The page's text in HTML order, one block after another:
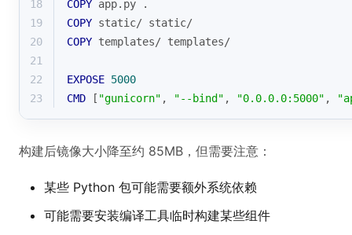
18 COPY app.py .
19
COPY static/ static/
20
COPY templates/ templates/
21
22
EXPOSE 5000
23
CMD [ "gunicorn" , "--bind" , "0.0.0.0:5000" ,
构建后镜像大小降至约 85MB，但需要注意：
某些 Python 包可能需要额外系统依赖
可能需要安装编译工具临时构建某些组件